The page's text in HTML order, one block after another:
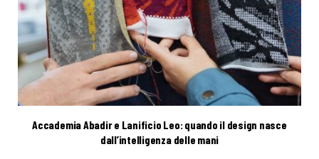
Accademia Abadir e Lanificio Leo: quando il design nasce
dall’intelligenza delle mani